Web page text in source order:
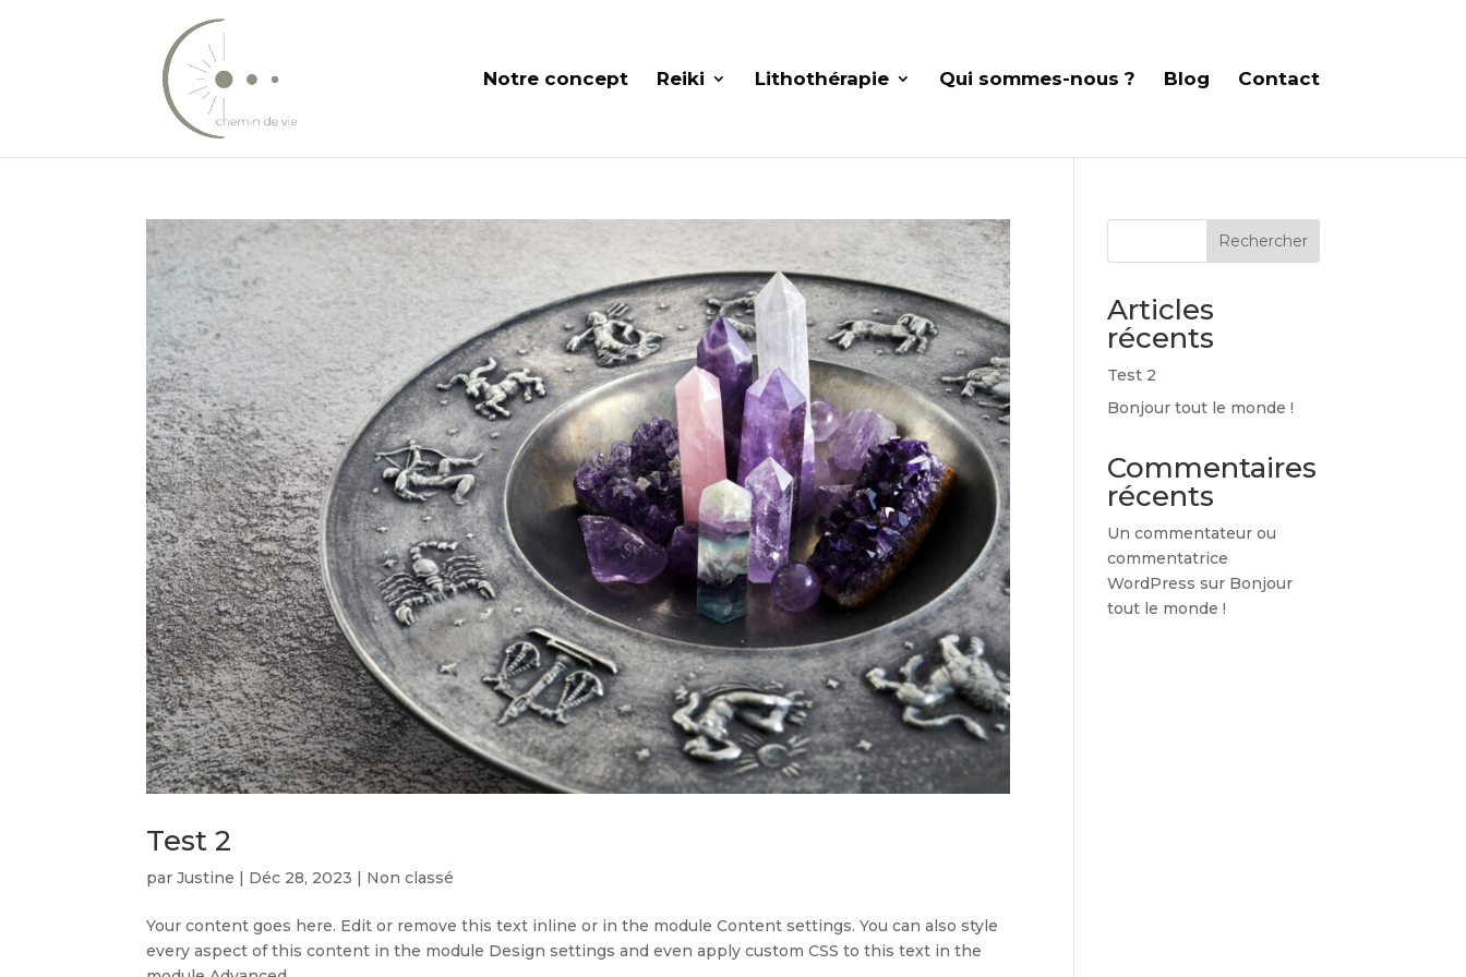
Notre concept Reiki Lithothérapie Qui sommes-nous ? Blog Contact
Test 2
parJustine Déc 28, 2023 Non classé
Your content goes here. Edit or remove this text inline or in the module Content settings. You can also style
every aspect of this content in the module Design settings and even apply custom CSS to this text in the
Rechercher
Articles
récents
Test 2
Bonjour tout le monde !
Commentaires
récents
Un commentateur ou
commentatrice
WordPress sur Bonjour
tout le monde !